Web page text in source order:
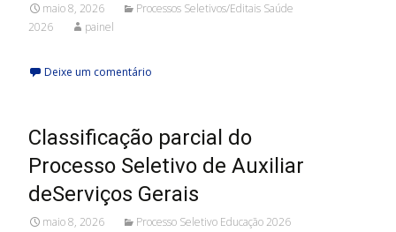
maio 8, 2026
Processos Seletivos/Editais Saúde
2026
painel
Deixe um comentário
Classificação parcial do
Processo Seletivo de Auxiliar
deServiços Gerais
maio 8, 2026
Processo Seletivo Educação 2026